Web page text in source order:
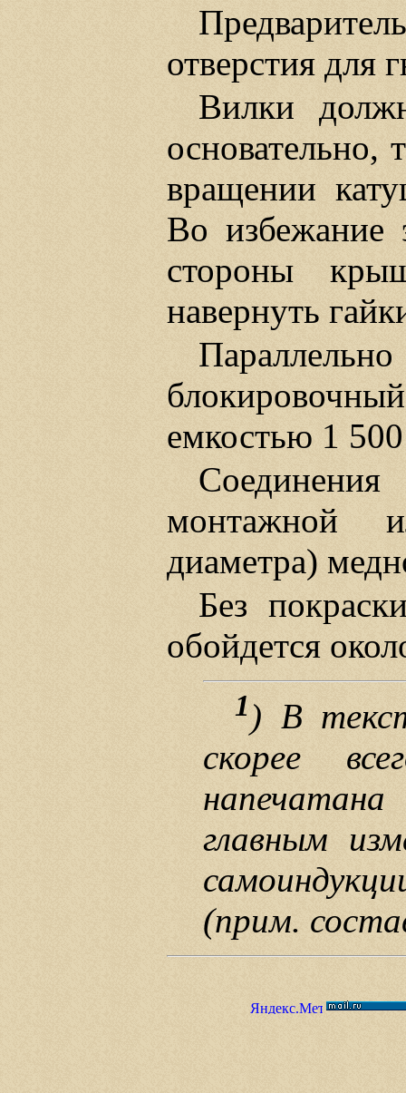
отверстия для
Вилки
основательно,
вращении
Во избежание
стороны
навернуть
емкостью 1
монтажной
диаметра)
Без
обойдется
1 ) В
скорее
главным
(прим.